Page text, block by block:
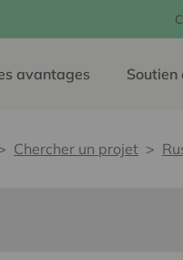
avantages Soutien
Chercher un projet